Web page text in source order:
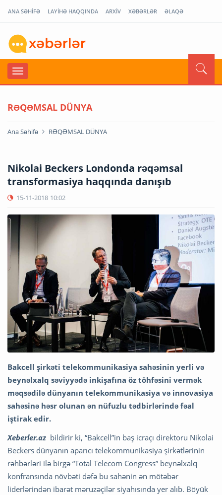
ANA SƏHİFƏ LAYİHƏ HAQQINDA ARXİV XƏBƏRLƏR ƏLAQƏ
RƏQƏMSAL DÜNYA
Ana Səhifə RƏQƏMSAL DÜNYA
Nikolai Beckers Londonda rəqəmsal
transformasiya haqqında danışıb
15-11-2018 10:02
Bakcell şirkəti telekommunikasiya sahəsinin yerli və
beynəlxalq səviyyədə inkişafına öz töhfəsini vermək
məqsədilə dünyanın telekommunikasiya və innovasiya
sahəsinə həsr olunan ən nüfuzlu tədbirlərində fəal
iştirak edir.
Xeberler.az bildirir ki, “Bakcell”in baş icraçı direktoru Nikolai
Beckers dünyanın aparıcı telekommunikasiya şirkətlərinin
rəhbərləri ilə birgə “Total Telecom Congress” beynəlxalq
konfransında növbəti dəfə bu sahənin ən mötəbər
liderlərindən ibarət məruzəçilər siyahısında yer alıb. Böyük